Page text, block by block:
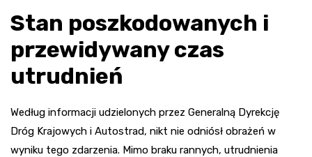
Stan poszkodowanych i
przewidywany czas
utrudnień
Według informacji udzielonych przez Generalną Dyrekcję
Dróg Krajowych i Autostrad, nikt nie odniósł obrażeń w
wyniku tego zdarzenia. Mimo braku rannych, utrudnienia